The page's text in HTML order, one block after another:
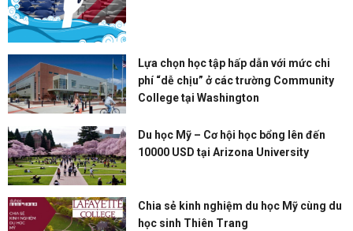
Lựa chọn học tập hấp dẫn với mức chi
phí “dễ chịu” ở các trường Community
College tại Washington
Du học Mỹ – Cơ hội học bổng lên đến
10000 USD tại Arizona University
Chia sẻ kinh nghiệm du học Mỹ cùng du
học sinh Thiên Trang